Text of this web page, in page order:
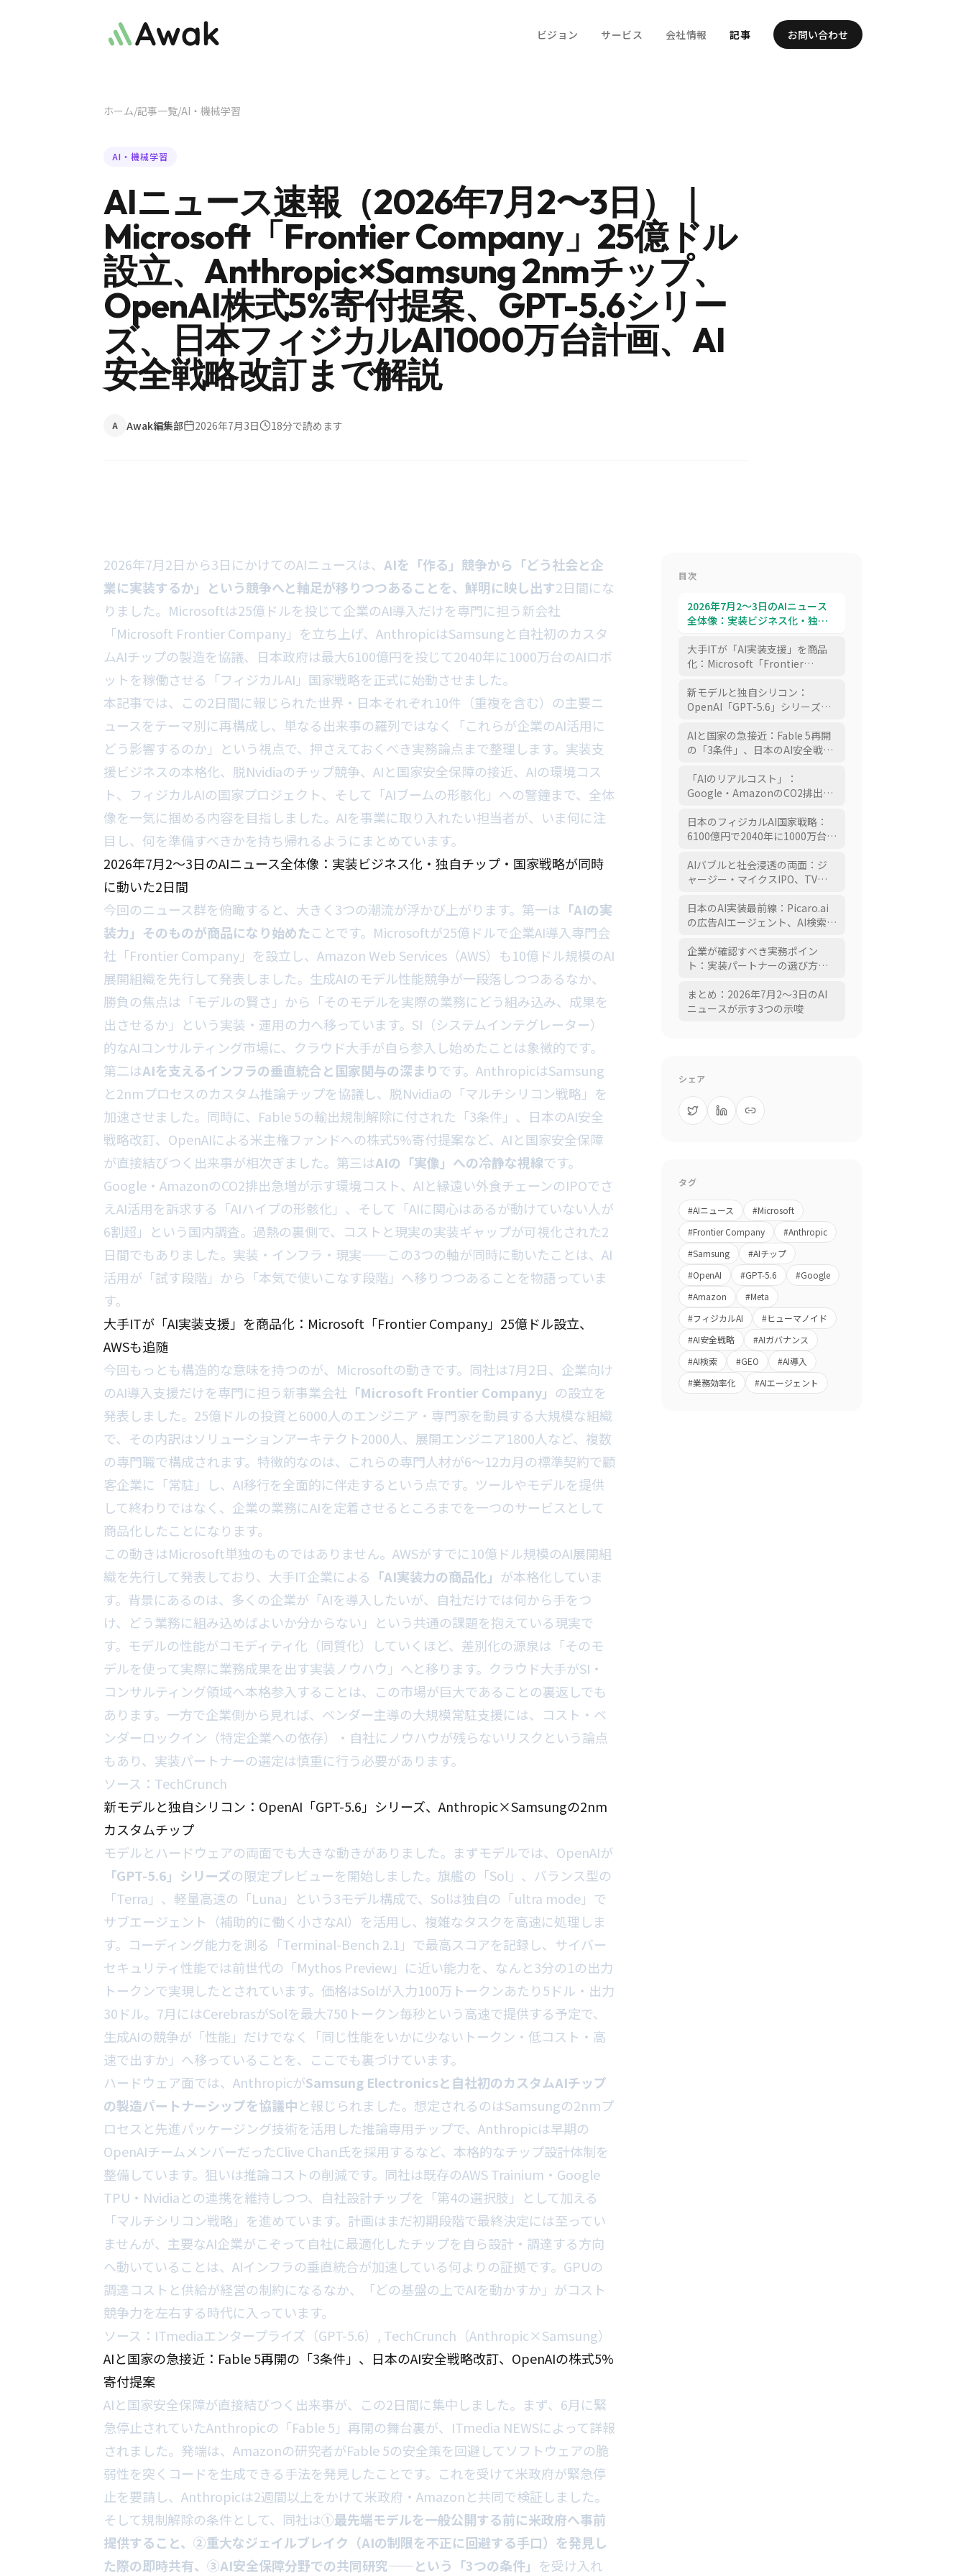
ビジョン サービス 会社情報 記事 お問い合わせ
ホーム/記事一覧/AI・機械学習
AI・機械学習
AIニュース速報（2026年7月2〜3日）｜
Microsoft「Frontier Company」25億ドル
設立、Anthropic×Samsung 2nmチップ、
OpenAI株式5%寄付提案、GPT-5.6シリー
ズ、日本フィジカルAI1000万台計画、AI
安全戦略改訂まで解説
A Awak編集部 2026年7月3日 18分で読めます
2026年7月2日から3日にかけてのAIニュースは、 AIを「作る」競争から「どう社会と企
業に実装するか」という競争へと軸足が移りつつあることを、鮮明に映し出す2日間にな
りました。Microsoftは25億ドルを投じて企業のAI導入だけを専門に担う新会社
「Microsoft Frontier Company」を立ち上げ、AnthropicはSamsungと自社初のカスタ
ムAIチップの製造を協議、日本政府は最大6100億円を投じて2040年に1000万台のAIロボ
ットを稼働させる「フィジカルAI」国家戦略を正式に始動させました。
本記事では、この2日間に報じられた世界・日本それぞれ10件（重複を含む）の主要ニ
ュースをテーマ別に再構成し、単なる出来事の羅列ではなく「これらが企業のAI活用に
どう影響するのか」という視点で、押さえておくべき実務論点まで整理します。実装支
援ビジネスの本格化、脱Nvidiaのチップ競争、AIと国家安全保障の接近、AIの環境コス
ト、フィジカルAIの国家プロジェクト、そして「AIブームの形骸化」への警鐘まで、全体
像を一気に掴める内容を目指しました。AIを事業に取り入れたい担当者が、いま何に注
目し、何を準備すべきかを持ち帰れるようにまとめています。
2026年7月2〜3日のAIニュース全体像：実装ビジネス化・独自チップ・国家戦略が同時
に動いた2日間
今回のニュース群を俯瞰すると、大きく3つの潮流が浮かび上がります。第一は 「AIの実
装力」そのものが商品になり始めたことです。Microsoftが25億ドルで企業AI導入専門会
社「Frontier Company」を設立し、Amazon Web Services（AWS）も10億ドル規模のAI
展開組織を先行して発表しました。生成AIのモデル性能競争が一段落しつつあるなか、
勝負の焦点は「モデルの賢さ」から「そのモデルを実際の業務にどう組み込み、成果を
出させるか」という実装・運用の力へ移っています。SI（システムインテグレーター）
的なAIコンサルティング市場に、クラウド大手が自ら参入し始めたことは象徴的です。
第二はAIを支えるインフラの垂直統合と国家関与の深まりです。AnthropicはSamsung
と2nmプロセスのカスタム推論チップを協議し、脱Nvidiaの「マルチシリコン戦略」を
加速させました。同時に、Fable 5の輸出規制解除に付された「3条件」、日本のAI安全
戦略改訂、OpenAIによる米主権ファンドへの株式5%寄付提案など、AIと国家安全保障
が直接結びつく出来事が相次ぎました。第三はAIの「実像」への冷静な視線です。
Google・AmazonのCO2排出急増が示す環境コスト、AIと縁遠い外食チェーンのIPOでさ
えAI活用を訴求する「AIハイプの形骸化」、そして「AIに関心はあるが動けていない人が
6割超」という国内調査。過熱の裏側で、コストと現実の実装ギャップが可視化された2
日間でもありました。実装・インフラ・現実——この3つの軸が同時に動いたことは、AI
活用が「試す段階」から「本気で使いこなす段階」へ移りつつあることを物語っていま
す。
大手ITが「AI実装支援」を商品化：Microsoft「Frontier Company」25億ドル設立、
AWSも追随
今回もっとも構造的な意味を持つのが、Microsoftの動きです。同社は7月2日、企業向け
のAI導入支援だけを専門に担う新事業会社 「Microsoft Frontier Company」 の設立を
発表しました。25億ドルの投資と6000人のエンジニア・専門家を動員する大規模な組織
で、その内訳はソリューションアーキテクト2000人、展開エンジニア1800人など、複数
の専門職で構成されます。特徴的なのは、これらの専門人材が6〜12カ月の標準契約で顧
客企業に「常駐」し、AI移行を全面的に伴走するという点です。ツールやモデルを提供
して終わりではなく、企業の業務にAIを定着させるところまでを一つのサービスとして
商品化したことになります。
この動きはMicrosoft単独のものではありません。AWSがすでに10億ドル規模のAI展開組
織を先行して発表しており、大手IT企業による 「AI実装力の商品化」 が本格化していま
す。背景にあるのは、多くの企業が「AIを導入したいが、自社だけでは何から手をつ
け、どう業務に組み込めばよいか分からない」という共通の課題を抱えている現実で
す。モデルの性能がコモディティ化（同質化）していくほど、差別化の源泉は「そのモ
デルを使って実際に業務成果を出す実装ノウハウ」へと移ります。クラウド大手がSI・
コンサルティング領域へ本格参入することは、この市場が巨大であることの裏返しでも
あります。一方で企業側から見れば、ベンダー主導の大規模常駐支援には、コスト・ベ
ンダーロックイン（特定企業への依存）・自社にノウハウが残らないリスクという論点
もあり、実装パートナーの選定は慎重に行う必要があります。
ソース： TechCrunch
新モデルと独自シリコン：OpenAI「GPT-5.6」シリーズ、Anthropic×Samsungの2nm
カスタムチップ
モデルとハードウェアの両面でも大きな動きがありました。まずモデルでは、OpenAIが
「GPT-5.6」シリーズの限定プレビューを開始しました。旗艦の「Sol」、バランス型の
「Terra」、軽量高速の「Luna」という3モデル構成で、Solは独自の「ultra mode」で
サブエージェント（補助的に働く小さなAI）を活用し、複雑なタスクを高速に処理しま
す。コーディング能力を測る「Terminal-Bench 2.1」で最高スコアを記録し、サイバー
セキュリティ性能では前世代の「Mythos Preview」に近い能力を、なんと3分の1の出力
トークンで実現したとされています。価格はSolが入力100万トークンあたり5ドル・出力
30ドル。7月にはCerebrasがSolを最大750トークン毎秒という高速で提供する予定で、
生成AIの競争が「性能」だけでなく「同じ性能をいかに少ないトークン・低コスト・高
速で出すか」へ移っていることを、ここでも裏づけています。
ハードウェア面では、AnthropicがSamsung Electronicsと自社初のカスタムAIチップ
の製造パートナーシップを協議中と報じられました。想定されるのはSamsungの2nmプ
ロセスと先進パッケージング技術を活用した推論専用チップで、Anthropicは早期の
OpenAIチームメンバーだったClive Chan氏を採用するなど、本格的なチップ設計体制を
整備しています。狙いは推論コストの削減です。同社は既存のAWS Trainium・Google
TPU・Nvidiaとの連携を維持しつつ、自社設計チップを「第4の選択肢」として加える
「マルチシリコン戦略」を進めています。計画はまだ初期段階で最終決定には至ってい
ませんが、主要なAI企業がこぞって自社に最適化したチップを自ら設計・調達する方向
へ動いていることは、AIインフラの垂直統合が加速している何よりの証拠です。GPUの
調達コストと供給が経営の制約になるなか、「どの基盤の上でAIを動かすか」がコスト
競争力を左右する時代に入っています。
ソース： ITmediaエンタープライズ（GPT-5.6） , TechCrunch（Anthropic×Samsung）
AIと国家の急接近：Fable 5再開の「3条件」、日本のAI安全戦略改訂、OpenAIの株式5%
寄付提案
AIと国家安全保障が直接結びつく出来事が、この2日間に集中しました。まず、6月に緊
急停止されていたAnthropicの「Fable 5」再開の舞台裏が、ITmedia NEWSによって詳報
されました。発端は、Amazonの研究者がFable 5の安全策を回避してソフトウェアの脆
弱性を突くコードを生成できる手法を発見したことです。これを受けて米政府が緊急停
止を要請し、Anthropicは2週間以上をかけて米政府・Amazonと共同で検証しました。
そして規制解除の条件として、同社は①最先端モデルを一般公開する前に米政府へ事前
提供すること、②重大なジェイルブレイク（AIの制限を不正に回避する手口）を発見し
た際の即時共有、③AI安全保障分野での共同研究——という「3つの条件」 を受け入れ
目次
2026年7月2〜3日のAIニュース
全体像：実装ビジネス化・独自
た2日間
大手ITが「AI実装支援」を商品
化：Microsoft「Frontier
も追随
新モデルと独自シリコン：
OpenAI「GPT-5.6」シリーズ、
スタムチップ
AIと国家の急接近：Fable 5再開
の「3条件」、日本のAI安全戦略
案
「AIのリアルコスト」：
Google・AmazonのCO2排出が
日本のフィジカルAI国家戦略：
6100億円で2040年に1000万台の
AIバブルと社会浸透の両面：ジ
ャージー・マイクスIPO、TV
AI恋活「OpenClaw」
日本のAI実装最前線：Picaro.ai
の広告AIエージェント、AI検索の
ていない」調査
企業が確認すべき実務ポイン
ト：実装パートナーの選び方・
まとめ：2026年7月2〜3日のAI
ニュースが示す3つの示唆
シェア
タグ
#AIニュース #Microsoft
#Frontier Company #Anthropic
#Samsung #AIチップ
#OpenAI #GPT-5.6 #Google
#Amazon #Meta
#フィジカルAI #ヒューマノイド
#AI安全戦略 #AIガバナンス
#AI検索 #GEO #AI導入
#業務効率化 #AIエージェント